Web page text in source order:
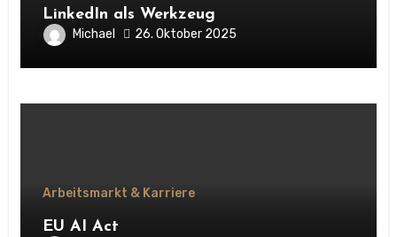
LinkedIn als Werkzeug
Michael 26. Oktober 2025
Arbeitsmarkt & Karriere
EU AI Act